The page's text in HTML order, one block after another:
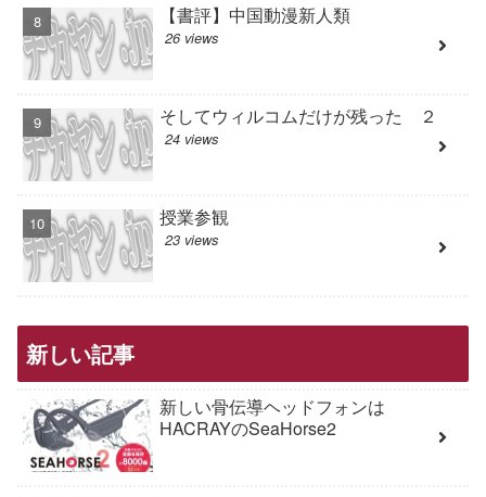
【書評】中国動漫新人類
26 views
そしてウィルコムだけが残った ２
24 views
授業参観
23 views
新しい記事
新しい骨伝導ヘッドフォンは
HACRAYのSeaHorse2